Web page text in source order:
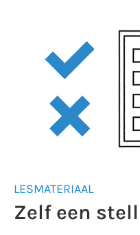
LESMATERIAAL
Zelf een